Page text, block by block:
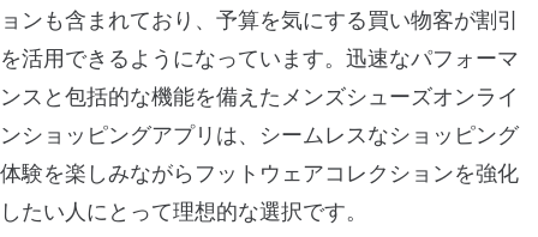
ョンも含まれており、予算を気にする買い物客が割引
を活用できるようになっています。迅速なパフォーマ
ンスと包括的な機能を備えたメンズシューズオンライ
ンショッピングアプリは、シームレスなショッピング
体験を楽しみながらフットウェアコレクションを強化
したい人にとって理想的な選択です。